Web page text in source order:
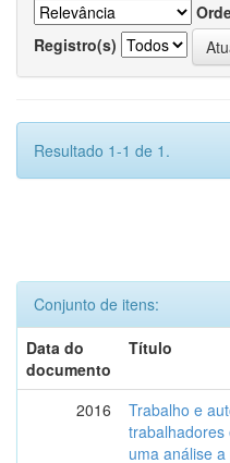
Registro(s)
Resultado 1-1 de 1.
Conjunto de itens:
Data do
documento
Título
2016
Trabalho e
trabalhadores
uma análise